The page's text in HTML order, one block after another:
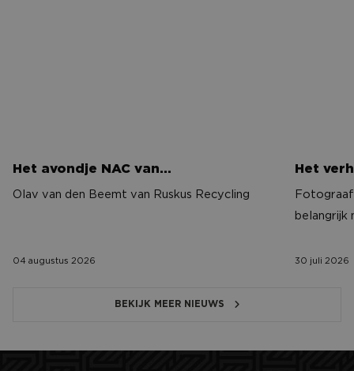
Het avondje NAC van…
Olav van den Beemt van Ruskus Recycling
04 augustus 2026
Het
belangrijk
30 juli 2026
BEKIJK MEER NIEUWS